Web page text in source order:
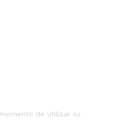
de utilizar su